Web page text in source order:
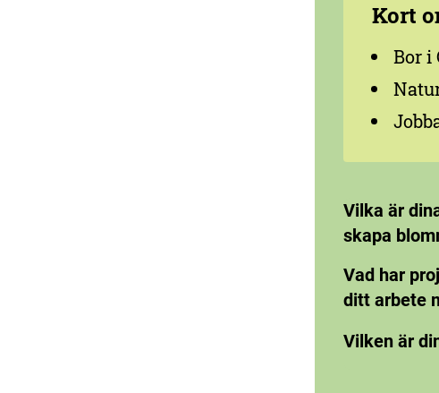
Kort
Bor i
Vilka är
skapa
Vad har
ditt arbete
Vilken är